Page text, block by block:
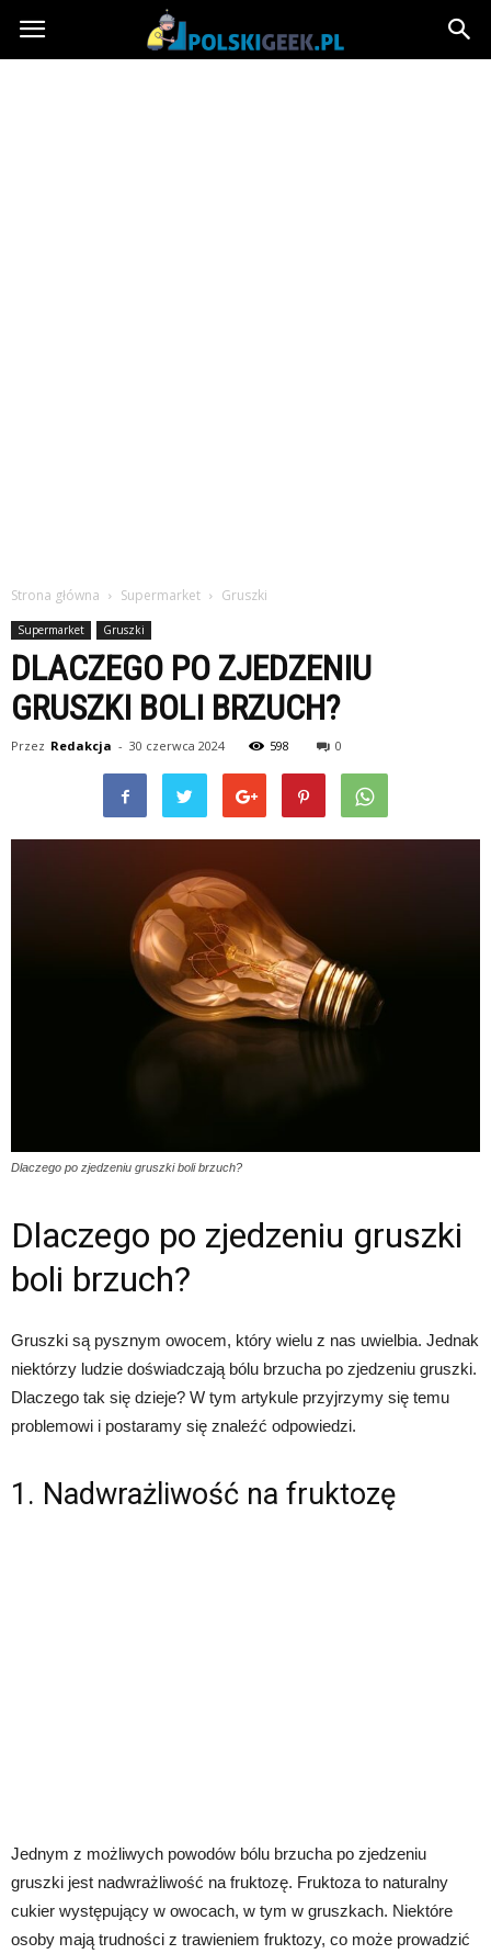
PolskiGeek.pl
Strona główna Supermarket Gruszki
Supermarket Gruszki
DLACZEGO PO ZJEDZENIU
GRUSZKI BOLI BRZUCH?
Przez Redakcja - 30 czerwca 2024 598 0
Dlaczego po zjedzeniu gruszki boli brzuch?
Dlaczego po zjedzeniu gruszki
boli brzuch?
Gruszki są pysznym owocem, który wielu z nas uwielbia. Jednak
niektórzy ludzie doświadczają bólu brzucha po zjedzeniu gruszki.
Dlaczego tak się dzieje? W tym artykule przyjrzymy się temu
problemowi i postaramy się znaleźć odpowiedzi.
1. Nadwrażliwość na fruktozę
Jednym z możliwych powodów bólu brzucha po zjedzeniu
gruszki jest nadwrażliwość na fruktozę. Fruktoza to naturalny
cukier występujący w owocach, w tym w gruszkach. Niektóre
osoby mają trudności z trawieniem fruktozy, co może prowadzić